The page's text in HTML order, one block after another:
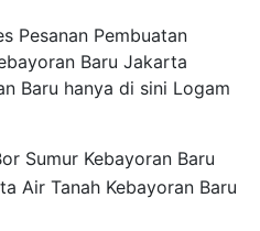
Pesanan Pembuatan
Baru Jakarta
Baru hanya di sini Logam
Sumur Kebayoran Baru
Air Tanah Kebayoran Baru